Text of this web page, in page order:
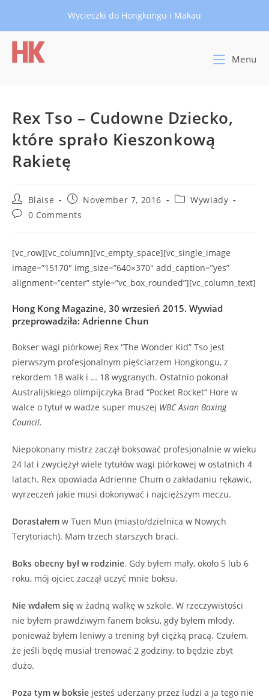
Wycieczki do Hongkongu i Makau
Menu
Rex Tso – Cudowne Dziecko,
które sprało Kieszonkową
Rakietę
Post
author:
Blaise
Post
published:
November 7, 2016
PostWywiady
Post0 Comments
[vc_row][vc_column][vc_empty_space][vc_single_image
image=”15170″ img_size=”640×370″ add_caption=”yes”
alignment=”center” style=”vc_box_rounded”][vc_column_text]
Hong Kong Magazine, 30 wrzesień 2015. Wywiad
przeprowadziła: Adrienne Chun
Bokser wagi piórkowej Rex “The Wonder Kid” Tso jest
pierwszym profesjonalnym pięściarzem Hongkongu, z
rekordem 18 walk i … 18 wygranych. Ostatnio pokonał
Australijskiego olimpijczyka Brad “Pocket Rocket” Hore w
walce o tytuł w wadze super muszej WBC Asian Boxing
Council.
Niepokonany mistrz zaczął boksować profesjonalnie w wieku
24 lat i zwyciężył wiele tytułów wagi piórkowej w ostatnich 4
latach. Rex opowiada Adrienne Chum o zakładaniu rękawic,
wyrzeczeń jakie musi dokonywać i najcięższym meczu.
Dorastałem w Tuen Mun (miasto/dzielnica w Nowych
Terytoriach). Mam trzech starszych braci.
Boks obecny był w rodzinie. Gdy byłem mały, około 5 lub 6
roku, mój ojciec zaczął uczyć mnie boksu.
Nie wdałem się w żadną walkę w szkole. W rzeczywistości
nie byłem prawdziwym fanem boksu, gdy byłem młody,
ponieważ byłem leniwy a trening był ciężką pracą. Czułem,
że jeśli będę musiał trenować 2 godziny, to będzie zbyt
dużo.
Poza tym w boksie jesteś uderzany przez ludzi a ja tego nie